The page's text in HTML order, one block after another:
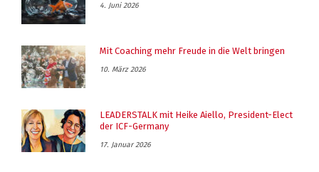
4. Juni 2026
Mit Coaching mehr Freude in die Welt bringen
10. März 2026
LEADERSTALK mit Heike Aiello, President-Elect
der ICF-Germany
17. Januar 2026